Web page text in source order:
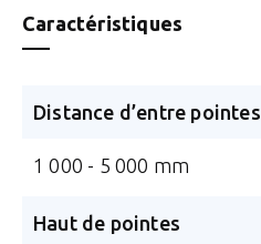
Caractéristiques
Distance d’entre pointes
1 000 - 5 000 mm
Haut de pointes